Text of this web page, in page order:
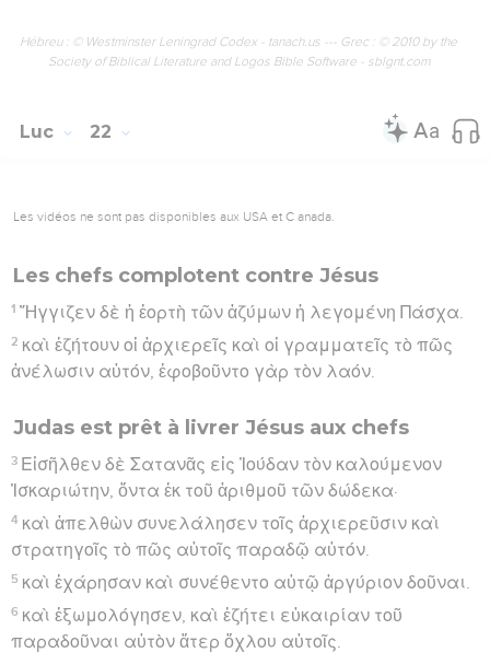
Hébreu : © Westminster Leningrad Codex - tanach.us --- Grec : © 2010 by the
Society of Biblical Literature and Logos Bible Software - sblgnt.com
Luc 22
Les vidéos ne sont pas disponibles aux USA et C anada.
Les chefs complotent contre Jésus
1 Ἤγγιζεν δὲ ἡ ἑορτὴ τῶν ἀζύμων ἡ λεγομένη Πάσχα.
2 καὶ ἐζήτουν οἱ ἀρχιερεῖς καὶ οἱ γραμματεῖς τὸ πῶς
ἀνέλωσιν αὐτόν, ἐφοβοῦντο γὰρ τὸν λαόν.
Judas est prêt à livrer Jésus aux chefs
3 Εἰσῆλθεν δὲ Σατανᾶς εἰς Ἰούδαν τὸν καλούμενον
Ἰσκαριώτην, ὄντα ἐκ τοῦ ἀριθμοῦ τῶν δώδεκα·
4 καὶ ἀπελθὼν συνελάλησεν τοῖς ἀρχιερεῦσιν καὶ
στρατηγοῖς τὸ πῶς αὐτοῖς παραδῷ αὐτόν.
5 καὶ ἐχάρησαν καὶ συνέθεντο αὐτῷ ἀργύριον δοῦναι.
6 καὶ ἐξωμολόγησεν, καὶ ἐζήτει εὐκαιρίαν τοῦ
παραδοῦναι αὐτὸν ἄτερ ὄχλου αὐτοῖς.